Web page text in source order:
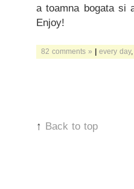
a toamna bogata si
Enjoy!
82 comments » | every day,
↑ Back to top